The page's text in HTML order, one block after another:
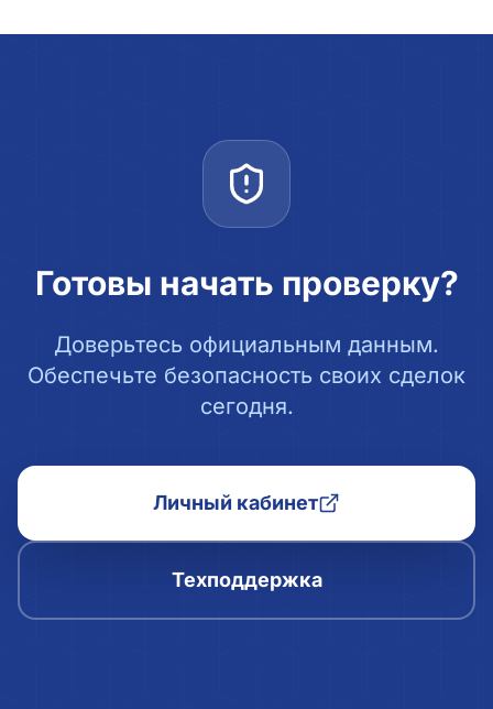
Готовы начать проверку?
Доверьтесь официальным данным.
Обеспечьте безопасность своих сделок
сегодня.
Личный кабинет
Техподдержка